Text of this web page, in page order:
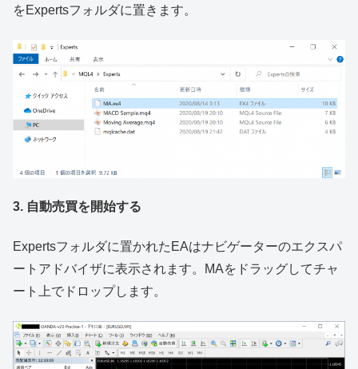
をExpertsフォルダに置きます。
3. 自動売買を開始する
Expertsフォルダに置かれたEAはナビゲーターのエクスパ
ートアドバイザに表示されます。MAをドラッグしてチャ
ート上でドロップします。